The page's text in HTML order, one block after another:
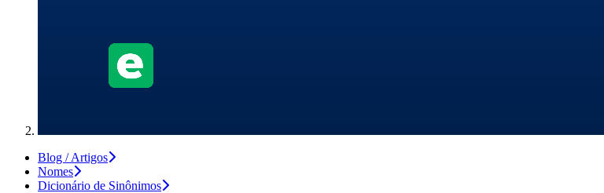
Blog / Artigos
Nomes
Dicionário de Sinônimos